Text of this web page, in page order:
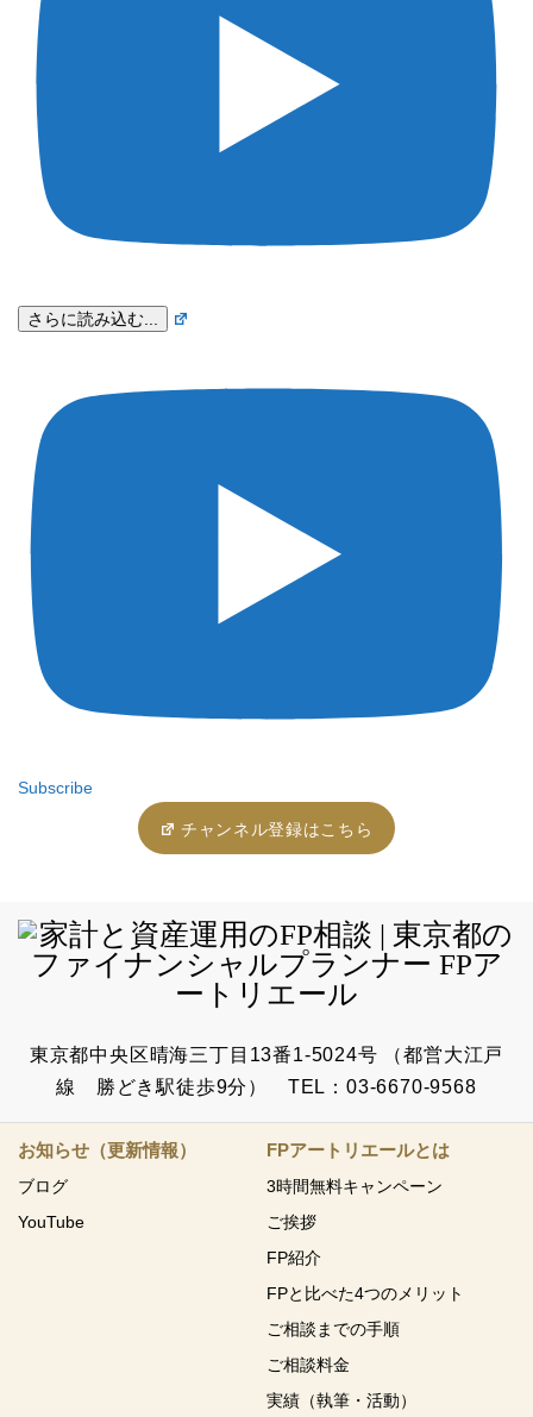
さらに読み込む...
Subscribe
チャンネル登録はこちら
東京都中央区晴海三丁目13番1-5024号 （都営大江戸
線 勝どき駅徒歩9分） TEL：03-6670-9568
お知らせ（更新情報）
ブログ
YouTube
FPアートリエールとは
3時間無料キャンペーン
ご挨拶
FP紹介
FPと比べた4つのメリット
ご相談までの手順
ご相談料金
実績（執筆・活動）